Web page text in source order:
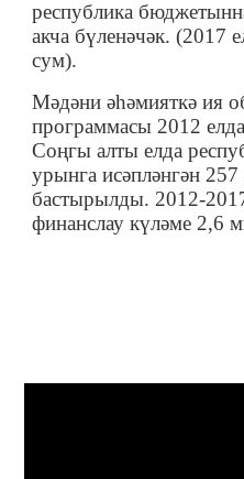
республика
акча бүленәчәк. (2017
сум).
Мәдәни әһәмияткә ия
программасы 2012
Соңгы алты елда
урынга исәпләнгән
бастырылды. 2012-
финанслау күләме 2,6